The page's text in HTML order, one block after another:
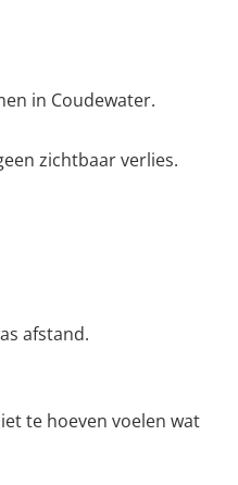
in Coudewater.
zichtbaar verlies.
afstand.
te hoeven voelen wat